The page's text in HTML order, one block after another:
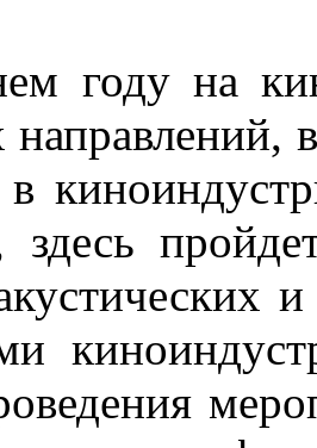
году на
направлений,
в
здесь